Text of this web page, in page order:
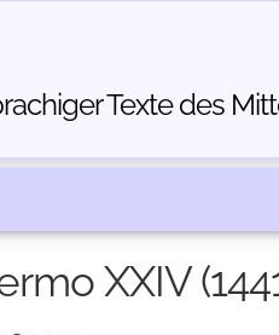
Texte des
XXIV